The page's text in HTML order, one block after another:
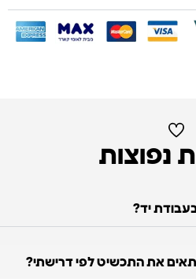
נפוצות
יד?
את התכשיט לפי דרישתי?